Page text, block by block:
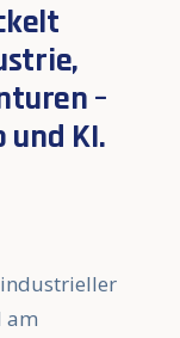
–
und KI.
am